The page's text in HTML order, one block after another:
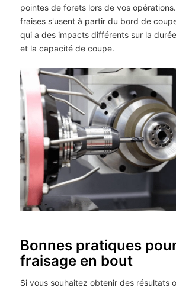
pointes de forets lors de vos
fraises s'usent à partir du bord de
qui a des impacts différents sur la
et la capacité de coupe.
Bonnes pratiques
fraisage en bout
Si vous souhaitez obtenir des résultats